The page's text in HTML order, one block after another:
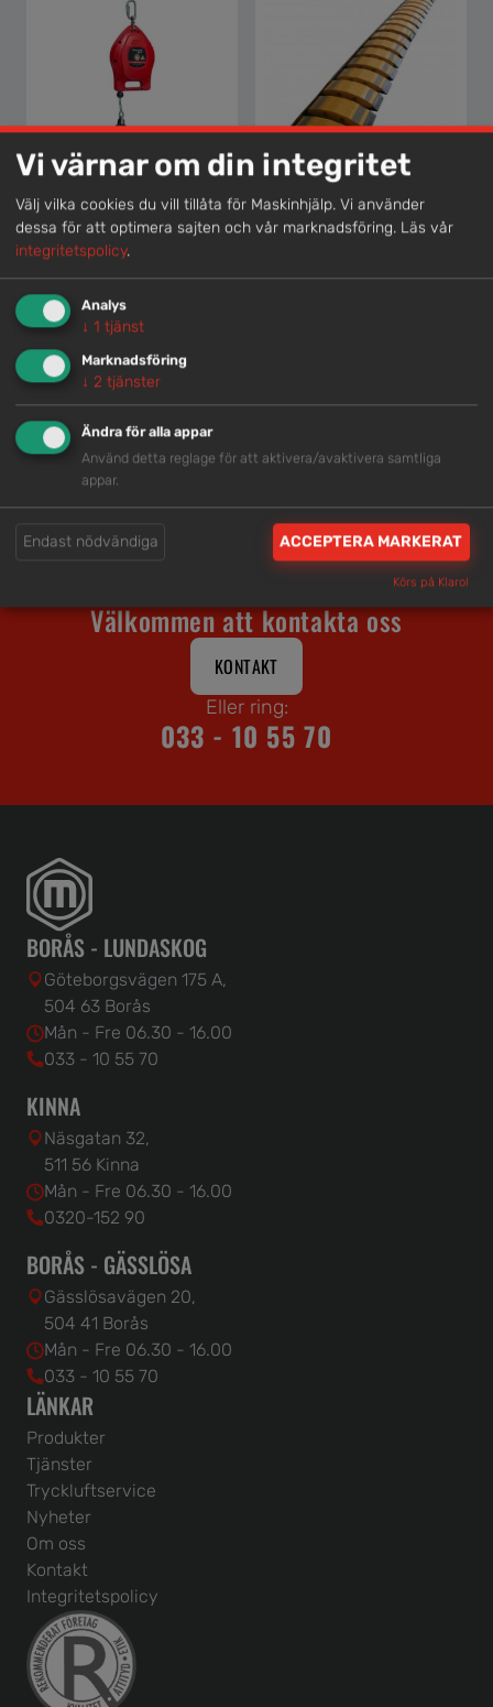
FALLSKYDDSBLOCK MED VAJER FARTHINDER, SNOKEN
FJÄRRKONTROLL TILL GRIND
1
Välkommen att kontakta oss
KONTAKT
Eller ring:
033 - 10 55 70
BORÅS - LUNDASKOG
Göteborgsvägen 175 A,
504 63 Borås
Mån - Fre 06.30 - 16.00
033 - 10 55 70
KINNA
Näsgatan 32,
511 56 Kinna
Mån - Fre 06.30 - 16.00
0320-152 90
BORÅS - GÄSSLÖSA
Gässlösavägen 20,
504 41 Borås
Mån - Fre 06.30 - 16.00
033 - 10 55 70
LÄNKAR
Produkter
Tjänster
Tryckluftservice
Nyheter
Om oss
Kontakt
Integritetspolicy
Vi värnar om din integritet
Välj vilka cookies du vill tillåta för Maskinhjälp. Vi använder
dessa för att optimera sajten och vår marknadsföring. Läs vår
integritetspolicy.
Analys
↓ 1 tjänst
Marknadsföring
↓ 2 tjänster
Ändra för alla appar
Använd detta reglage för att aktivera/avaktivera samtliga
appar.
Endast nödvändiga ACCEPTERA MARKERAT
Körs på Klaro!